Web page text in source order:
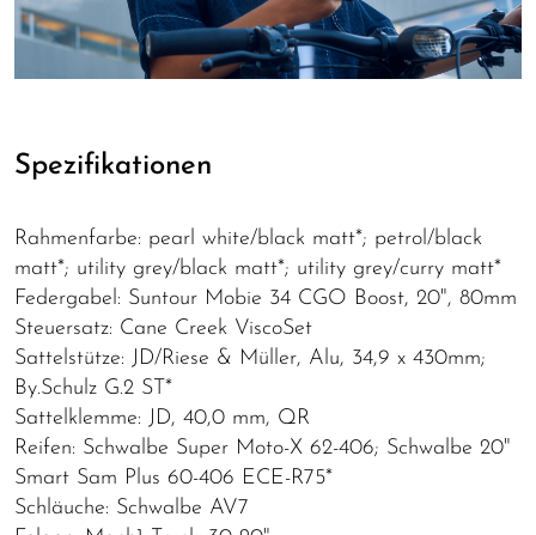
Spezifikationen
Rahmenfarbe: pearl white/black matt*; petrol/black
matt*; utility grey/black matt*; utility grey/curry matt*
Federgabel: Suntour Mobie 34 CGO Boost, 20", 80mm
Steuersatz: Cane Creek ViscoSet
Sattelstütze: JD/Riese & Müller, Alu, 34,9 x 430mm;
By.Schulz G.2 ST*
Sattelklemme: JD, 40,0 mm, QR
Reifen: Schwalbe Super Moto-X 62-406; Schwalbe 20"
Smart Sam Plus 60-406 ECE-R75*
Schläuche: Schwalbe AV7